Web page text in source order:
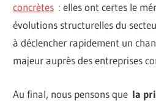
concrètes : elles ont certes le
évolutions structurelles du
à déclencher rapidement un
majeur auprès des entreprises
Au final, nous pensons que la